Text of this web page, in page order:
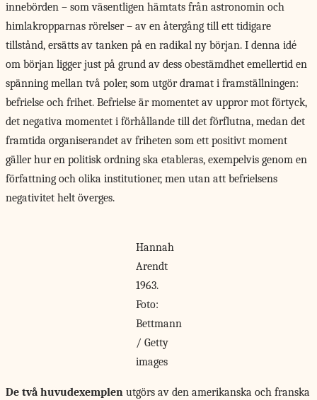
innebörden – som väsentligen hämtats från astronomin och
himlakropparnas rörelser – av en återgång till ett tidigare
tillstånd, ersätts av tanken på en radikal ny början. I denna idé
om början ligger just på grund av dess obestämdhet emellertid en
spänning mellan två poler, som utgör dramat i framställningen:
befrielse och frihet. Befrielse är momentet av uppror mot förtyck,
det negativa momentet i förhållande till det förflutna, medan det
framtida organiserandet av friheten som ett positivt moment
gäller hur en politisk ordning ska etableras, exempelvis genom en
författning och olika institutioner, men utan att befrielsens
negativitet helt överges.
Hannah
Arendt
1963.
Foto:
Bettmann
/ Getty
images
De två huvudexemplen utgörs av den amerikanska och franska